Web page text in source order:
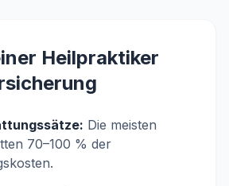
Heilpraktiker
Die meisten
70–100 % der